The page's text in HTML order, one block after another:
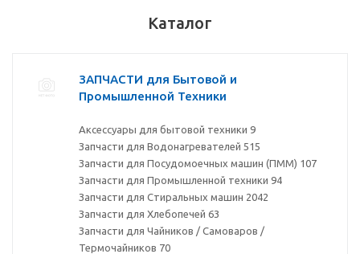
Каталог
ЗАПЧАСТИ для Бытовой и
Промышленной Техники
Аксессуары для бытовой техники 9
Запчасти для Водонагревателей 515
Запчасти для Посудомоечных машин (ПММ) 107
Запчасти для Промышленной техники 94
Запчасти для Стиральных машин 2042
Запчасти для Хлебопечей 63
Запчасти для Чайников / Самоваров /
Термочайников 70